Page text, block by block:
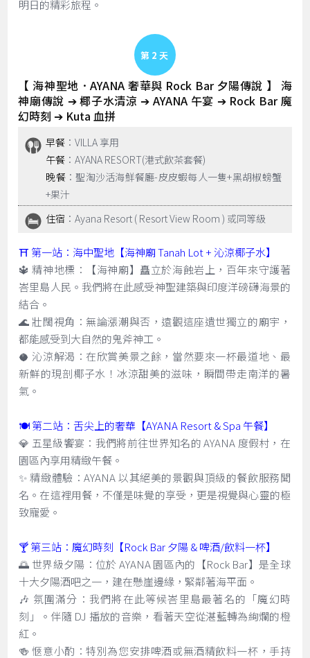
明日的精彩旅程。
Day 2
【 海神聖地．AYANA 奢華與 Rock Bar 夕陽傳說 】 海
神廟傳說 ➔ 椰子水清涼 ➔ AYANA 午宴 ➔ Rock Bar 魔
幻時刻 ➔ Kuta 血拼
早餐 ：VILLA 享用
午餐 ：AYANA RESORT(港式飲茶套餐)
晚餐 ：聖淘沙活海鮮餐廳-皮皮蝦每人一隻+黑胡椒螃蟹
+果汁
住宿 ：Ayana Resort ( Resort View Room ) 或同等級
⛩️ 第一站：海中聖地【海神廟 Tanah Lot + 沁涼椰子水】
🔱 精神地標：【海神廟】矗立於海蝕岩上，百年來守護著
峇里島人民。我們將在此感受神聖建築與印度洋磅礴海景的
結合。
🌊 壯闊視角：無論漲潮與否，遠觀這座遺世獨立的廟宇，
都能感受到大自然的鬼斧神工。
🥥 沁涼解渴：在欣賞美景之餘，當然要來一杯最道地、最
新鮮的現剖椰子水！冰涼甜美的滋味，瞬間帶走南洋的暑
氣。
🍽️ 第二站：舌尖上的奢華【AYANA Resort & Spa 午餐】
💎 五星級饗宴：我們將前往世界知名的 AYANA 度假村，在
園區內享用精緻午餐。
✨ 精緻體驗：AYANA 以其絕美的景觀與頂級的餐飲服務聞
名。在這裡用餐，不僅是味覺的享受，更是視覺與心靈的極
致寵愛。
🍸 第三站：魔幻時刻【Rock Bar 夕陽 & 啤酒/飲料一杯】
🌅 世界級夕陽：位於 AYANA 園區內的【Rock Bar】是全球
十大夕陽酒吧之一，建在懸崖邊緣，緊鄰著海平面。
🎶 氛圍滿分：我們將在此等候峇里島最著名的「魔幻時
刻」。伴隨 DJ 播放的音樂，看著天空從湛藍轉為絢爛的橙
紅。
🍻 愜意小酌：特別為您安排啤酒或無酒精飲料一杯，手持